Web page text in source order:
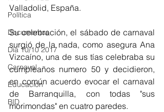
Política
Documentos
Día 10/10 2017
Carnaval
Educación
BID
Valladolid, España.
Su celebración, el sábado de carnaval
surgió de la nada, como asegura Ana
Vizcaíno, una de sus tías celebraba su
cumpleaños numero 50 y decidieron,
en común acuerdo evocar el carnaval
de Barranquilla, con todas "sus
morimondas" en cuatro paredes.